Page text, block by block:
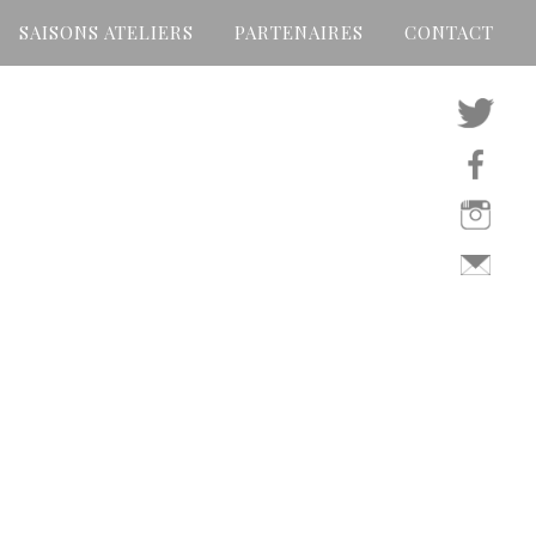
SAISONS ATELIERS PARTENAIRES CONTACT